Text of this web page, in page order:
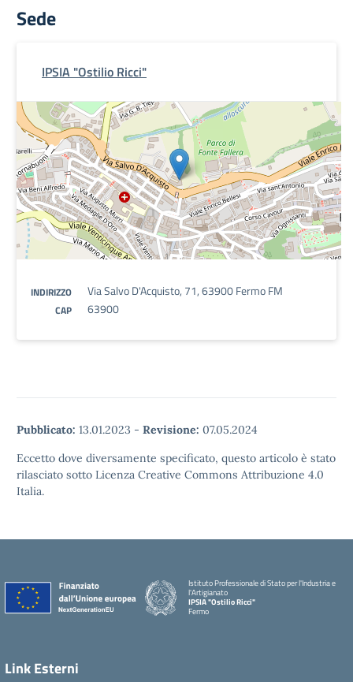
Sede
IPSIA "Ostilio Ricci"
INDIRIZZO Via Salvo D'Acquisto, 71, 63900 Fermo FM
CAP 63900
Pubblicato: 13.01.2023 - Revisione: 07.05.2024
Eccetto dove diversamente specificato, questo articolo è stato
rilasciato sotto Licenza Creative Commons Attribuzione 4.0
Italia.
Istituto Professionale di Stato per l'Industria e
l'Artigianato
IPSIA "Ostilio Ricci"
Fermo
Link Esterni